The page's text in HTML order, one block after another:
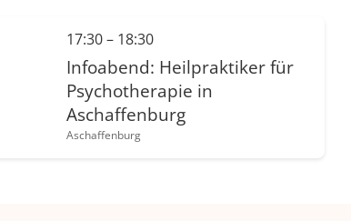
17:30 – 18:30
Infoabend: Heilpraktiker für
Psychotherapie in
Aschaffenburg
Aschaffenburg